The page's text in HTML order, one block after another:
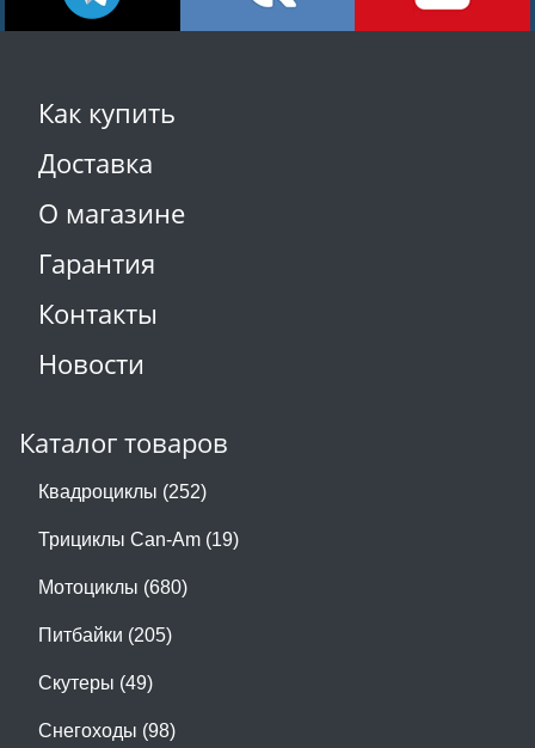
Как купить
Доставка
О магазине
Гарантия
Контакты
Новости
Каталог товаров
Квадроциклы (252)
Трициклы Can-Am (19)
Мотоциклы (680)
Питбайки (205)
Скутеры (49)
Снегоходы (98)